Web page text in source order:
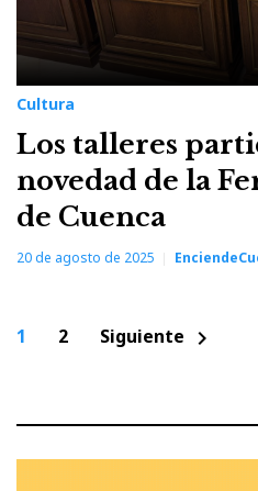
Cultura
Los talleres
novedad de la
de Cuenca
20 de agosto de 2025
Paginación
1 2 Siguiente chevron_right